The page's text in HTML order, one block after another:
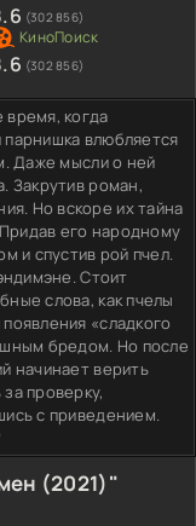
(302 856)
(302 856)
время, когда
влюбляется
Даже мысли о ней
Закрутив роман,
Но вскоре их тайна
его народному
и спустив рой пчел.
Стоит
слова, как пчелы
«сладкого
бредом. Но после
начинает верить
проверку,
с приведением.
(2021)"